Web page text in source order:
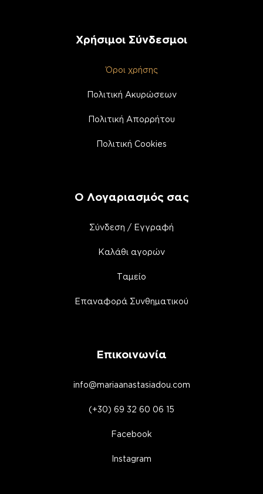
Χρήσιμοι Σύνδεσμοι
Όροι χρήσης
Πολιτική Ακυρώσεων
Πολιτική Απορρήτου
Πολιτική Cookies
Ο Λογαριασμός σας
Σύνδεση / Εγγραφή
Καλάθι αγορών
Ταμείο
Επαναφορά Συνθηματικού
Επικοινωνία
info@mariaanastasiadou.com
(+30) 69 32 60 06 15
Facebook
Instagram